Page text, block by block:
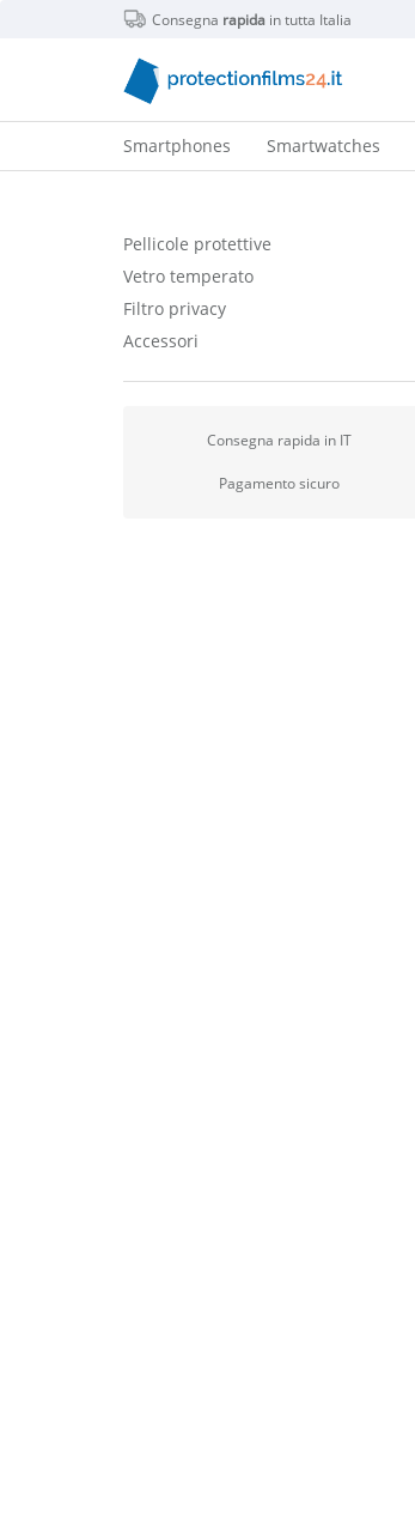
Consegna rapidain tutta Italia
Smartphones Smartwatches
Pellicole protettive
Vetro temperato
Filtro privacy
Accessori
Consegna rapida in IT
Pagamento sicuro